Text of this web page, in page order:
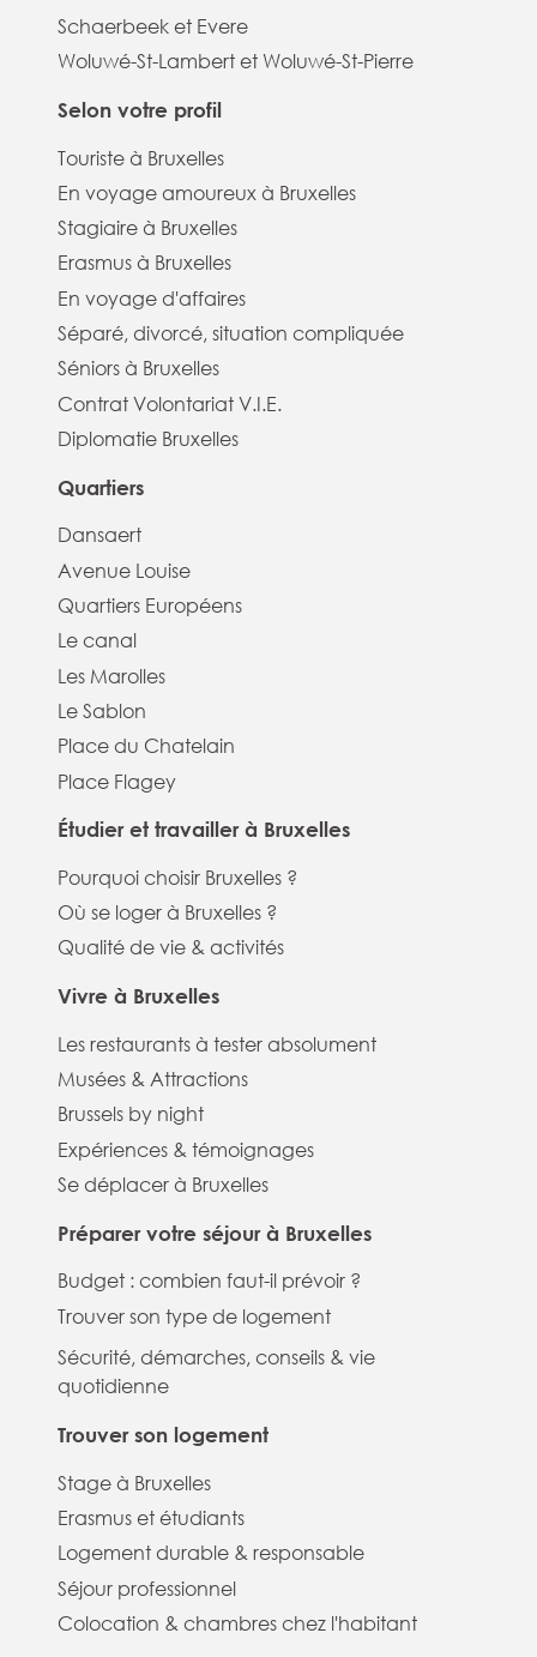
Schaerbeek et Evere
Woluwé-St-Lambert et Woluwé-St-Pierre
Selon votre profil
Touriste à Bruxelles
En voyage amoureux à Bruxelles
Stagiaire à Bruxelles
Erasmus à Bruxelles
En voyage d'affaires
Séparé, divorcé, situation compliquée
Séniors à Bruxelles
Contrat Volontariat V.I.E.
Diplomatie Bruxelles
Quartiers
Dansaert
Avenue Louise
Quartiers Européens
Le canal
Les Marolles
Le Sablon
Place du Chatelain
Place Flagey
Étudier et travailler à Bruxelles
Pourquoi choisir Bruxelles ?
Où se loger à Bruxelles ?
Qualité de vie & activités
Vivre à Bruxelles
Les restaurants à tester absolument
Musées & Attractions
Brussels by night
Expériences & témoignages
Se déplacer à Bruxelles
Préparer votre séjour à Bruxelles
Budget : combien faut-il prévoir ?
Trouver son type de logement
Sécurité, démarches, conseils & vie
quotidienne
Trouver son logement
Stage à Bruxelles
Erasmus et étudiants
Logement durable & responsable
Séjour professionnel
Colocation & chambres chez l'habitant